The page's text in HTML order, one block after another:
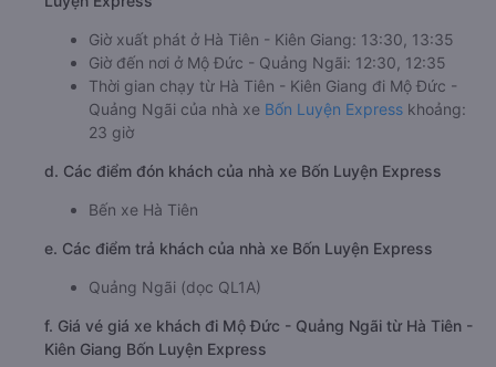
Giờ xuất phát ở Hà Tiên - Kiên Giang: 13:30, 13:35
Giờ đến nơi ở Mộ Đức - Quảng Ngãi: 12:30, 12:35
Thời gian chạy từ Hà Tiên - Kiên Giang đi Mộ Đức -
Quảng Ngãi của nhà xe Bốn Luyện Express khoảng:
23 giờ
d. Các điểm đón khách của nhà xe Bốn Luyện Express
Bến xe Hà Tiên
e. Các điểm trả khách của nhà xe Bốn Luyện Express
Quảng Ngãi (dọc QL1A)
f. Giá vé giá xe khách đi Mộ Đức - Quảng Ngãi từ Hà Tiên -
Kiên Giang Bốn Luyện Express